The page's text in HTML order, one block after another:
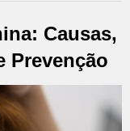
Causas,
Prevenção